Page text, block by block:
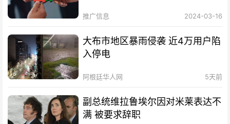
推广信息 2024-03-16
大布市地区暴雨侵袭 近4万用户陷
入停电
阿根廷华人网 5天前
副总统维拉鲁埃尔因对米莱表达不
满 被要求辞职